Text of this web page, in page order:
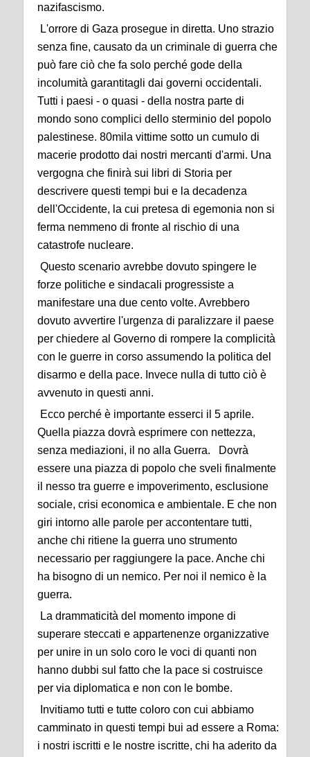
nazifascismo.
L'orrore di Gaza prosegue in diretta. Uno strazio
senza fine, causato da un criminale di guerra che
può fare ciò che fa solo perché gode della
incolumità garantitagli dai governi occidentali.
Tutti i paesi - o quasi - della nostra parte di
mondo sono complici dello sterminio del popolo
palestinese. 80mila vittime sotto un cumulo di
macerie prodotto dai nostri mercanti d'armi. Una
vergogna che finirà sui libri di Storia per
descrivere questi tempi bui e la decadenza
dell'Occidente, la cui pretesa di egemonia non si
ferma nemmeno di fronte al rischio di una
catastrofe nucleare.
Questo scenario avrebbe dovuto spingere le
forze politiche e sindacali progressiste a
manifestare una due cento volte. Avrebbero
dovuto avvertire l'urgenza di paralizzare il paese
per chiedere al Governo di rompere la complicità
con le guerre in corso assumendo la politica del
disarmo e della pace. Invece nulla di tutto ciò è
avvenuto in questi anni.
Ecco perché è importante esserci il 5 aprile.
Quella piazza dovrà esprimere con nettezza,
senza mediazioni, il no alla Guerra. Dovrà
essere una piazza di popolo che sveli finalmente
il nesso tra guerre e impoverimento, esclusione
sociale, crisi economica e ambientale. E che non
giri intorno alle parole per accontentare tutti,
anche chi ritiene la guerra uno strumento
necessario per raggiungere la pace. Anche chi
ha bisogno di un nemico. Per noi il nemico è la
guerra.
La drammaticità del momento impone di
superare steccati e appartenenze organizzative
per unire in un solo coro le voci di quanti non
hanno dubbi sul fatto che la pace si costruisce
per via diplomatica e non con le bombe.
Invitiamo tutti e tutte coloro con cui abbiamo
camminato in questi tempi bui ad essere a Roma:
i nostri iscritti e le nostre iscritte, chi ha aderito da